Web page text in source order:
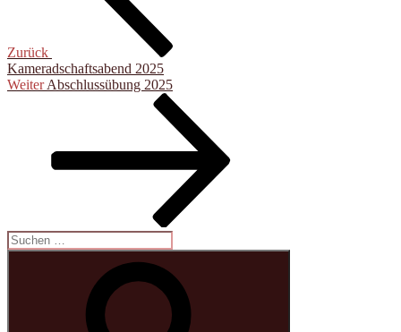
Zurück
Kameradschaftsabend 2025
Nächster
Weiter Abschlussübung 2025
Suchen
nach: